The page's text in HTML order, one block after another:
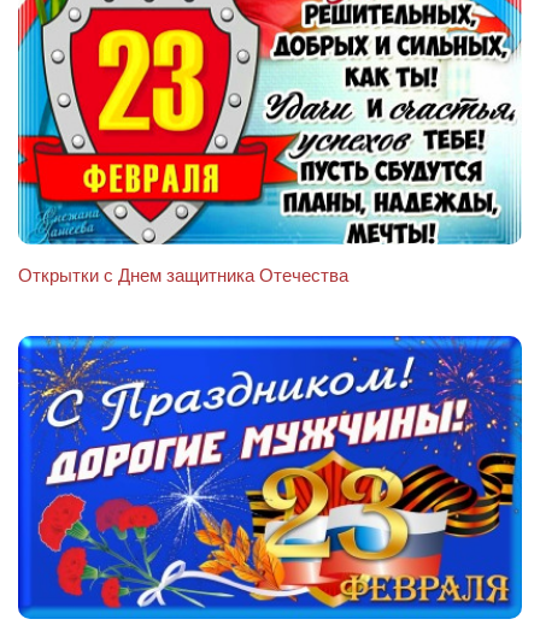
Открытки с Днем защитника Отечества